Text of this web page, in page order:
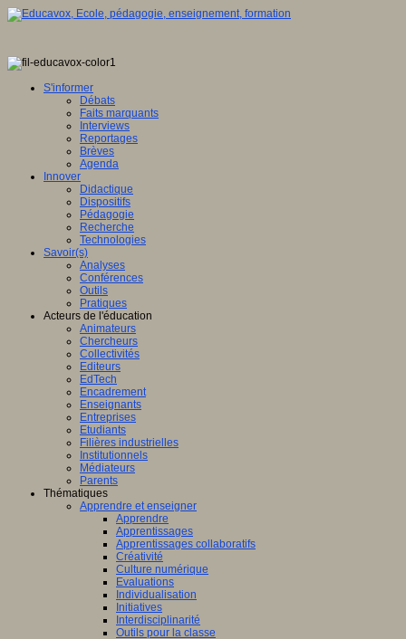
S'informer
Débats
Faits marquants
Interviews
Reportages
Brèves
Agenda
Innover
Didactique
Dispositifs
Pédagogie
Recherche
Technologies
Savoir(s)
Analyses
Conférences
Outils
Pratiques
Acteurs de l'éducation
Animateurs
Chercheurs
Collectivités
Editeurs
EdTech
Encadrement
Enseignants
Entreprises
Etudiants
Filières industrielles
Institutionnels
Médiateurs
Parents
Thématiques
Apprendre et enseigner
Apprendre
Apprentissages
Apprentissages collaboratifs
Créativité
Culture numérique
Evaluations
Individualisation
Initiatives
Interdisciplinarité
Outils pour la classe